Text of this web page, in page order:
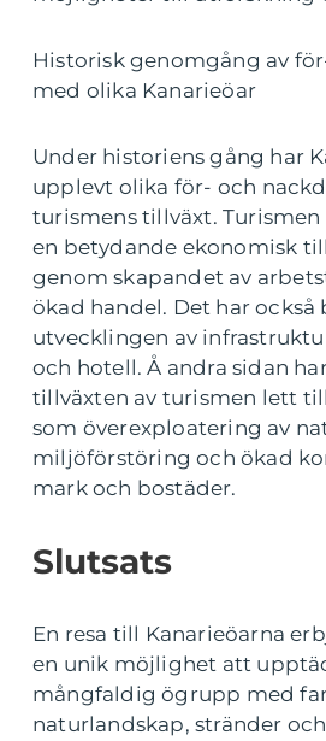
Historisk genomgång av
med olika Kanarieöar
Under historiens gång har
upplevt olika för- och
turismens tillväxt.
en betydande ekonomisk
genom skapandet av
ökad handel. Det har
utvecklingen av
och hotell. Å andra sidan
tillväxten av turismen lett
som överexploatering av
miljöförstöring och ökad
mark och bostäder.
Slutsats
En resa till Kanarieöarna
en unik möjlighet att
mångfaldig ögrupp med
naturlandskap, stränder